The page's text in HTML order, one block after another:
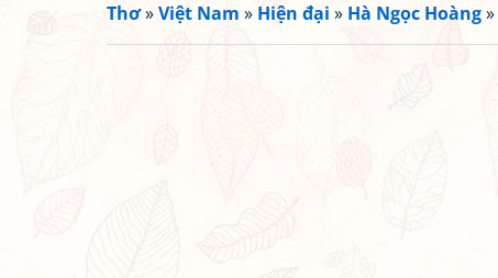
Thơ»Việt Nam » Hiện đại » Hà Ngọc Hoàng»